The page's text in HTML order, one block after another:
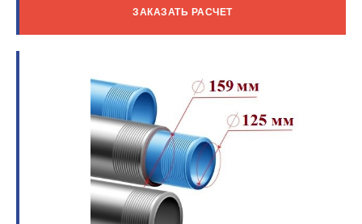
ЗАКАЗАТЬ РАСЧЕТ